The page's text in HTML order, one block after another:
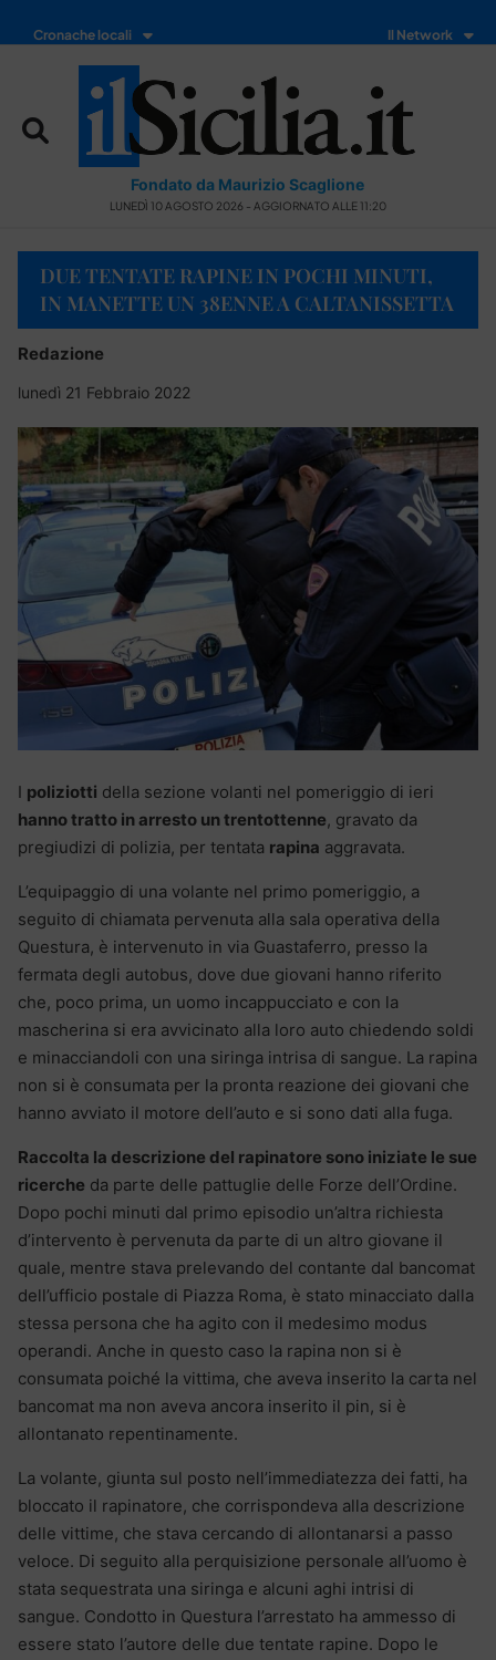
Cronache locali Il Network
Fondato da Maurizio Scaglione
LUNEDÌ 10 AGOSTO 2026 - AGGIORNATO ALLE 11:20
DUE TENTATE RAPINE IN POCHI MINUTI,
IN MANETTE UN 38ENNE A CALTANISSETTA
Redazione
lunedì 21 Febbraio 2022
I poliziotti della sezione volanti nel pomeriggio di ieri
hanno tratto in arresto un trentottenne, gravato da
pregiudizi di polizia, per tentata rapina aggravata.
L’equipaggio di una volante nel primo pomeriggio, a
seguito di chiamata pervenuta alla sala operativa della
Questura, è intervenuto in via Guastaferro, presso la
fermata degli autobus, dove due giovani hanno riferito
che, poco prima, un uomo incappucciato e con la
mascherina si era avvicinato alla loro auto chiedendo soldi
e minacciandoli con una siringa intrisa di sangue. La rapina
non si è consumata per la pronta reazione dei giovani che
hanno avviato il motore dell’auto e si sono dati alla fuga.
Raccolta la descrizione del rapinatore sono iniziate le sue
ricerche da parte delle pattuglie delle Forze dell’Ordine.
Dopo pochi minuti dal primo episodio un’altra richiesta
d’intervento è pervenuta da parte di un altro giovane il
quale, mentre stava prelevando del contante dal bancomat
dell’ufficio postale di Piazza Roma, è stato minacciato dalla
stessa persona che ha agito con il medesimo modus
operandi. Anche in questo caso la rapina non si è
consumata poiché la vittima, che aveva inserito la carta nel
bancomat ma non aveva ancora inserito il pin, si è
allontanato repentinamente.
La volante, giunta sul posto nell’immediatezza dei fatti, ha
bloccato il rapinatore, che corrispondeva alla descrizione
delle vittime, che stava cercando di allontanarsi a passo
veloce. Di seguito alla perquisizione personale all’uomo è
stata sequestrata una siringa e alcuni aghi intrisi di
sangue. Condotto in Questura l’arrestato ha ammesso di
essere stato l’autore delle due tentate rapine. Dopo le